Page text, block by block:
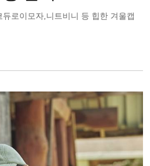
로이모자,니트비니 등 힙한 겨울캡